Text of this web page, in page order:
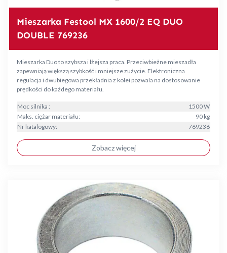
Mieszarka Festool MX 1600/2 EQ DUO
DOUBLE 769236
Mieszarka Duo to szybsza i lżejsza praca. Przeciwbieżne mieszadła
zapewniają większą szybkość i mniejsze zużycie. Elektroniczna
regulacja i dwubiegowa przekładnia z kolei pozwala na dostosowanie
prędkości do każdego materiału.
Moc silnika :
1500 W
Maks. ciężar materiału:
90 kg
Nr katalogowy:
769236
Zobacz więcej